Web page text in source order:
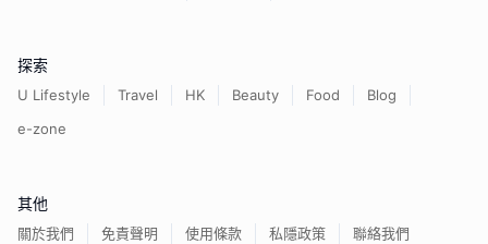
探索
U Lifestyle Travel HK Beauty Food
Blog
e-zone
其他
關於我們 免責聲明 使用條款 私隱政策 聯絡我們